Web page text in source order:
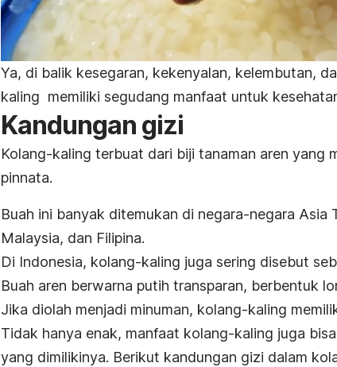
Ya, di balik kesegaran, kekenyalan, kelembutan,
kaling memiliki segudang manfaat untuk
Kandungan gizi
Kolang-kaling terbuat dari biji tanaman aren yang
pinnata.
Buah ini banyak ditemukan di negara-negara Asia
Malaysia, dan Filipina.
Di Indonesia, kolang-kaling juga sering disebut
Buah aren berwarna putih transparan, berbentuk
Jika diolah menjadi minuman, kolang-kaling
Tidak hanya enak, manfaat kolang-kaling juga
yang dimilikinya. Berikut kandungan gizi dalam